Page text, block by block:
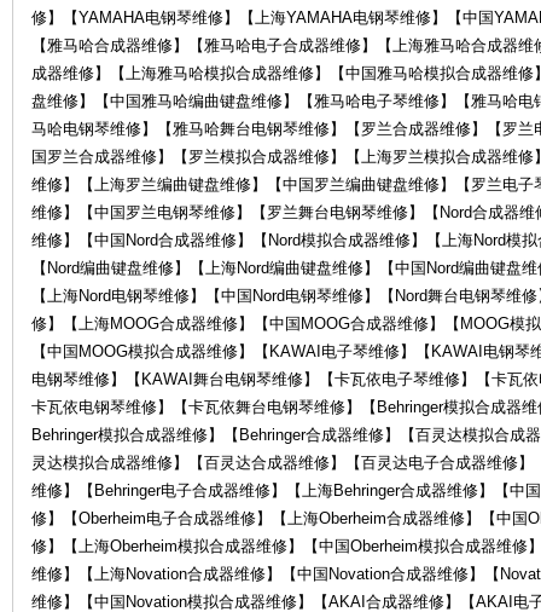
修】【YAMAHA电钢琴维修】【上海YAMAHA电钢琴维修】【中国
【雅马哈合成器维修】【雅马哈电子合成器维修】【上海雅马哈合成器
成器维修】【上海雅马哈模拟合成器维修】【中国雅马哈模拟合成器维
盘维修】【中国雅马哈编曲键盘维修】【雅马哈电子琴维修】【雅马哈
马哈电钢琴维修】【雅马哈舞台电钢琴维修】【罗兰合成器维修】【罗
国罗兰合成器维修】【罗兰模拟合成器维修】【上海罗兰模拟合成器维
维修】【上海罗兰编曲键盘维修】【中国罗兰编曲键盘维修】【罗兰电
维修】【中国罗兰电钢琴维修】【罗兰舞台电钢琴维修】【Nord合成器
维修】【中国Nord合成器维修】【Nord模拟合成器维修】【上海Nord模
【Nord编曲键盘维修】【上海Nord编曲键盘维修】【中国Nord编曲键盘
【上海Nord电钢琴维修】【中国Nord电钢琴维修】【Nord舞台电钢琴维
修】【上海MOOG合成器维修】【中国MOOG合成器维修】【MOOG模
【中国MOOG模拟合成器维修】【KAWAI电子琴维修】【KAWAI电钢
电钢琴维修】【KAWAI舞台电钢琴维修】【卡瓦依电子琴维修】【卡瓦
卡瓦依电钢琴维修】【卡瓦依舞台电钢琴维修】【Behringer模拟合成器
Behringer模拟合成器维修】【Behringer合成器维修】【百灵达模拟合成
灵达模拟合成器维修】【百灵达合成器维修】【百灵达电子合成器维修
维修】【Behringer电子合成器维修】【上海Behringer合成器维修】【中
修】【Oberheim电子合成器维修】【上海Oberheim合成器维修】【中国
修】【上海Oberheim模拟合成器维修】【中国Oberheim模拟合成器维修
维修】【上海Novation合成器维修】【中国Novation合成器维修】【
维修】【中国Novation模拟合成器维修】【AKAI合成器维修】【AKAI电